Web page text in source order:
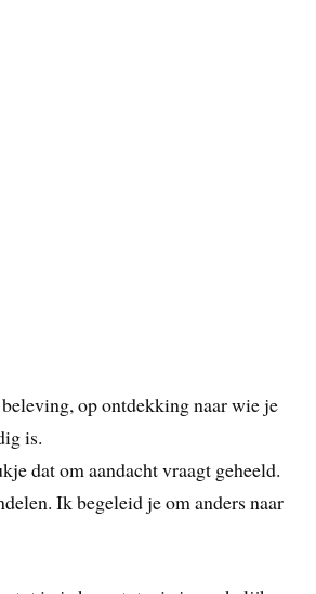
op ontdekking naar wie je
is.
dat om aandacht vraagt geheeld.
Ik begeleid je om anders naar